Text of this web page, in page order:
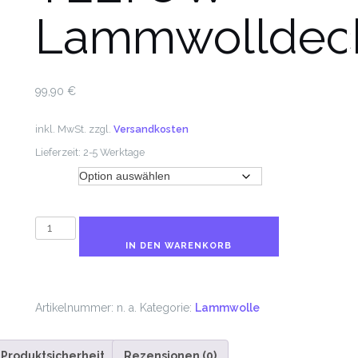
99,90 €
inkl. MwSt. zzgl. Versandkosten
Lieferzeit: 2-5 Werktage
TELTOW
LammwolldeckeIN DEN WARENKORB
Artikelnummer: n. a. Kategorie: Lammwolle